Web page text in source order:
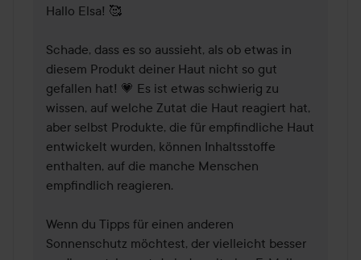
Hallo Elsa! 🥰
Schade, dass es so aussieht, als ob etwas in
diesem Produkt deiner Haut nicht so gut
gefallen hat! 💗 Es ist etwas schwierig zu
wissen, auf welche Zutat die Haut reagiert hat,
aber selbst Produkte, die für empfindliche Haut
entwickelt wurden, können Inhaltsstoffe
enthalten, auf die manche Menschen
empfindlich reagieren.
Wenn du Tipps für einen anderen
Sonnenschutz möchtest, der vielleicht besser